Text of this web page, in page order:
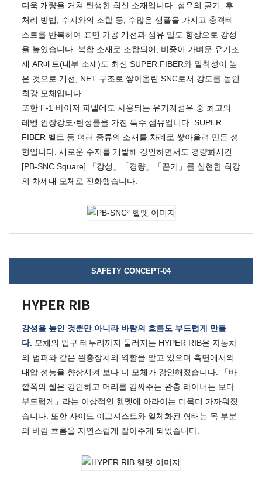
더욱 개량을 거쳐 탄생한 최신 소재입니다. 섬유의 굵기, 후
처리 방법, 수지와의 조합 등, 수많은 샘플을 가지고 충격테
스트를 반복하여 표면 가공 개선과 섬유 밀도 향상으로 강성
을 높였습니다. 복합 소재로 조합되어, 비중이 가벼운 유기조
재 AR매트(내부 소재)도 최신 SUPER FIBER와 밀착성이 높
은 것으로 개선, NET 구조로 쌓아올린 SNC로서 강도를 높인
최강 모체입니다.
또한 F-1 바이저 파넬에도 사용되는 유기계섬유 중 최고의
레벨 인장강도·탄성률을 가진 특수 섬유입니다. SUPER
FIBER 벨트 등 여러 종류의 소재를 차례로 쌓아올려 만든 성
형입니다. 새로운 수지를 개발해 강인하면서도 경량화시킨
[PB-SNC Square] 「강성」「경량」「끈기」를 실현한 최강
의 차세대 모체로 진화했습니다.
SAFETY CONCEPT-04
HYPER RIB
강성을 높인 것뿐만 아니라 바람의 흐름도 부드럽게 만들
다. 모체의 입구 테두리까지 둘러지는 HYPER RIB은 자동차
의 범퍼와 같은 완충장치의 역할을 맡고 있으며 측면에서의
내압 성능을 향상시켜 보다 더 모체가 강인해졌습니다.
「바
깥쪽의 쉘은 강인하고 머리를 감싸주는 완충 라이너는 보다
부드럽게」라는 이상적인 헬멧에 아라이는 더욱더 가까워졌
습니다.
또한 사이드 이그져스트와 일체화된 형태는 목 부분
의 바람 흐름을 자연스럽게 잡아주게 되었습니다.